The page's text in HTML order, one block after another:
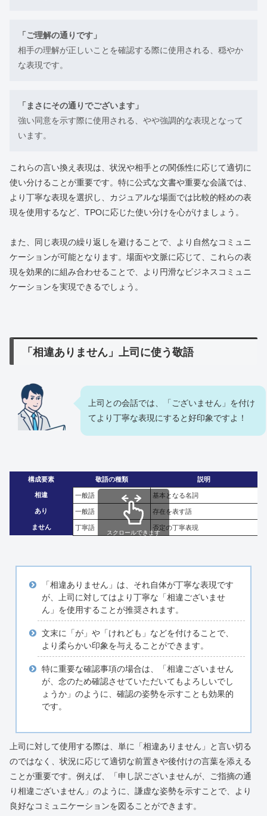
「ご理解の通りです」
相手の理解が正しいことを確認する際に使用される、穏やか
な表現です。
「まさにその通りでございます」
強い同意を示す際に使用される、やや強調的な表現となって
います。
これらの言い換え表現は、状況や相手との関係性に応じて適切に
使い分けることが重要です。特に公式な文書や重要な会議では、
より丁寧な表現を選択し、カジュアルな場面では比較的軽めの表
現を使用するなど、TPOに応じた使い分けを心がけましょう。
また、同じ表現の繰り返しを避けることで、より自然なコミュニ
ケーションが可能となります。場面や文脈に応じて、これらの表
現を効果的に組み合わせることで、より円滑なビジネスコミュニ
ケーションを実現できるでしょう。
「相違ありません」上司に使う敬語
上司との会話では、「ございません」を付け
てより丁寧な表現にすると好印象ですよ！
構成要素 敬語の種類 説明
相違 一般語 基本となる名詞
あり 一般語 存在を表す語
ません 丁寧語 否定の丁寧表現
スクロールできます
「相違ありません」は、それ自体が丁寧な表現です
が、上司に対してはより丁寧な「相違ございませ
ん」を使用することが推奨されます。
文末に「が」や「けれども」などを付けることで、
より柔らかい印象を与えることができます。
特に重要な確認事項の場合は、「相違ございません
が、念のため確認させていただいてもよろしいでし
ょうか」のように、確認の姿勢を示すことも効果的
です。
上司に対して使用する際は、単に「相違ありません」と言い切る
のではなく、状況に応じて適切な前置きや後付けの言葉を添える
ことが重要です。例えば、「申し訳ございませんが、ご指摘の通
り相違ございません」のように、謙虚な姿勢を示すことで、より
良好なコミュニケーションを図ることができます。